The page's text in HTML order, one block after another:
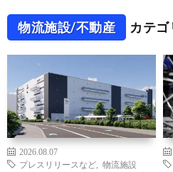
物流施設/不動産 カテ
2026.08.07
プレスリリースなど
物流施設